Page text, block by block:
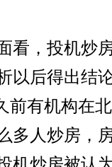
，投机炒房
以后得出
前有机构在
多人炒房，